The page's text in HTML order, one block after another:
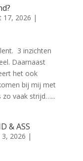
17, 2026 |
3 inzichten
Daarnaast
het ook
bij mij met
zo vaak strijd…...
& ASS
3, 2026 |